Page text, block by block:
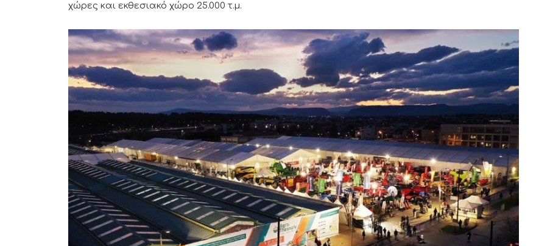
χώρες και εκθεσιακό χώρο 25.000 τ.μ.